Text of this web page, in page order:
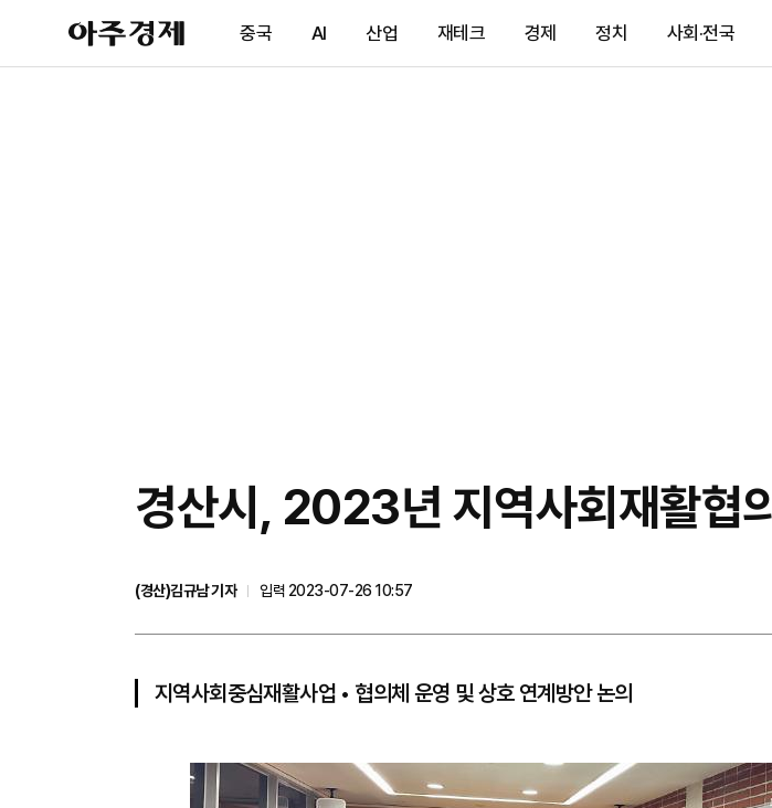
아
주
제
중국 AI 산업 재테크 경제 정치 사회·전국
경산시, 2023년 지역사회재활협
(경산)김규남 기자
입력 2023-07-26 10:57
지역사회중심재활사업 • 협의체 운영 및 상호 연계방안 논의